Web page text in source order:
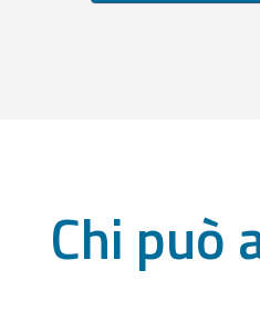
Chi può